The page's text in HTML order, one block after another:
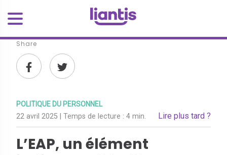
Share
POLITIQUE DU PERSONNEL
22 avril 2025 | Temps de lecture : 4 min. Lire plus tard ?
L’EAP, un élément